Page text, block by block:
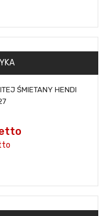
ŚMIETANY HENDI